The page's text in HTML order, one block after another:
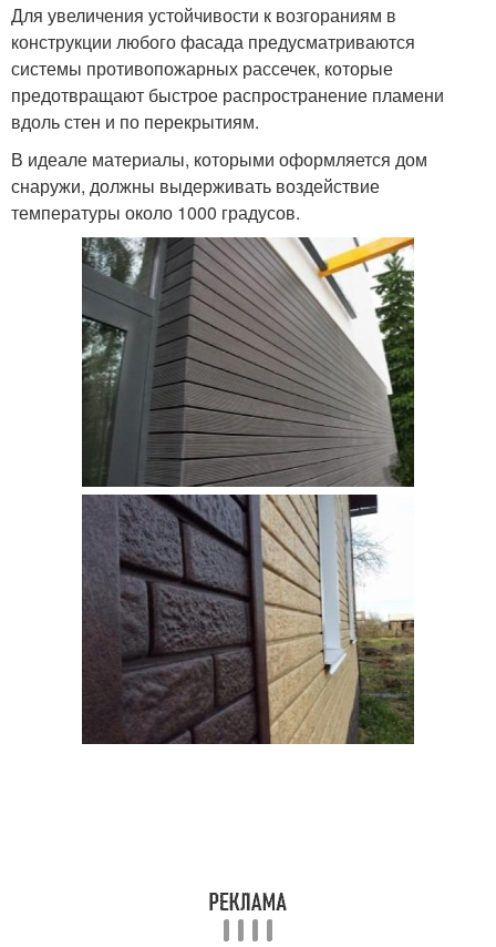
Для увеличения устойчивости к возгораниям в
конструкции любого фасада предусматриваются
системы противопожарных рассечек, которые
предотвращают быстрое распространение пламени
вдоль стен и по перекрытиям.
В идеале материалы, которыми оформляется дом
снаружи, должны выдерживать воздействие
температуры около 1000 градусов.